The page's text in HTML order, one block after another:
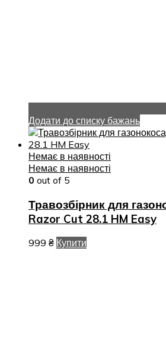
Додати до списку бажань
Немає в наявності
Немає в наявності
0 out of 5
Травозбірник для
Razor Cut 28.1 HM Easy
999 ₴ Купити